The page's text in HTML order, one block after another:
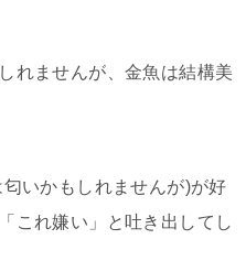
れませんが、金魚は結構美
いかもしれませんが)が好
これ嫌い」と吐き出してし